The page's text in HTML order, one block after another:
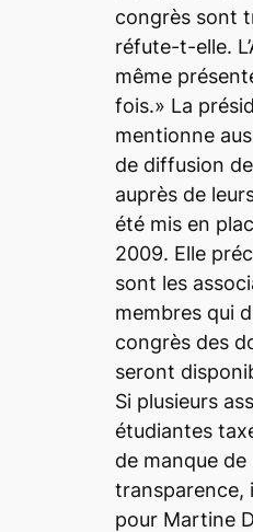
congrès sont
réfute-t-elle.
même
fois.» La
mentionne
de diffusion
auprès de
été mis en
2009. Elle
sont les
membres qui
congrès des
seront
Si plusieurs
étudiantes
de manque de
transparence,
pour Martine